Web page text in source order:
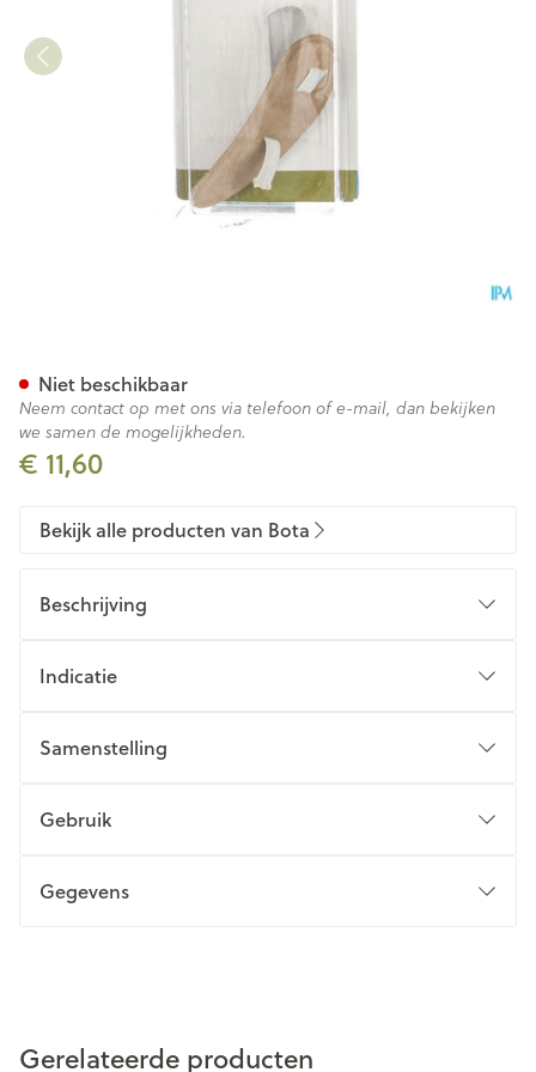
€ 11,60
Niet beschikbaar
Neem contact op met ons via telefoon of e-mail, dan bekijken
we samen de mogelijkheden.
Bekijk alle producten van Bota
Beschrijving
Indicatie
Samenstelling
Gebruik
Gegevens
Gerelateerde producten